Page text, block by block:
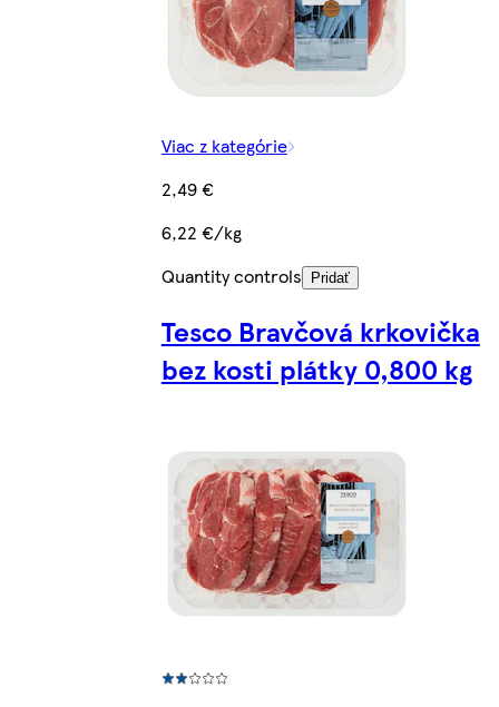
Viac z kategórie
2,49 €
6,22 €/kg
Quantity controls
Pridať
Tesco Bravčová krkovička
bez kosti plátky 0,800 kg